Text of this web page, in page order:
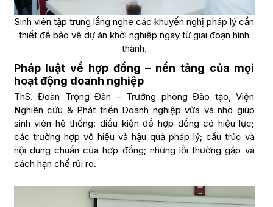
Sinh viên tập trung lắng nghe các khuyến nghị pháp lý cần
thiết để bảo vệ dự án khởi nghiệp ngay từ giai đoạn hình
thành.
Pháp luật về hợp đồng – nền tảng của mọi
hoạt động doanh nghiệp
ThS. Đoàn Trọng Đàn – Trưởng phòng Đào tạo, Viện
Nghiên cứu & Phát triển Doanh nghiệp vừa và nhỏ giúp
sinh viên hệ thống: điều kiện để hợp đồng có hiệu lực;
các trường hợp vô hiệu và hậu quả pháp lý; cấu trúc và
nội dung chuẩn của hợp đồng; những lỗi thường gặp và
cách hạn chế rủi ro.